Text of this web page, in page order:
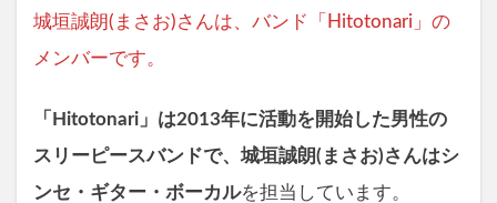
城垣誠朗(まさお)さんは、バンド「Hitotonari」の
メンバーです。
「Hitotonari」は2013年に活動を開始した男性の
スリーピースバンドで、城垣誠朗(まさお)さんはシ
ンセ・ギター・ボーカルを担当しています。